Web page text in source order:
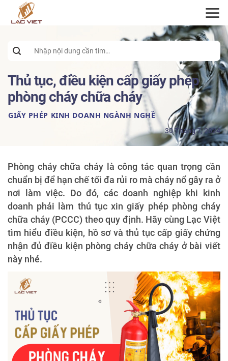
for:
Thủ tục, điều kiện cấp giấy phép
phòng cháy chữa cháy
GIẤY PHÉP KINH DOANH NGÀNH NGHỀ
30 Tháng 7, 2024
Phòng cháy chữa cháy là công tác quan trọng cần
chuẩn bị để hạn chế tối đa rủi ro mà cháy nổ gây ra ở
nơi làm việc. Do đó, các doanh nghiệp khi kinh
doanh phải làm thủ tục xin giấy phép phòng cháy
chữa cháy (PCCC) theo quy định. Hãy cùng Lạc Việt
tìm hiểu điều kiện, hồ sơ và thủ tục cấp giấy chứng
nhận đủ điều kiện phòng cháy chữa cháy ở bài viết
này nhé.